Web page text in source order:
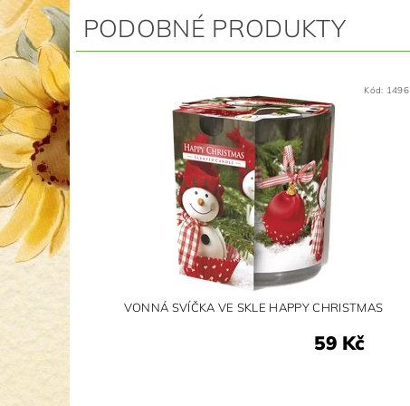
PODOBNÉ PRODUKTY
Kód: 1496
VONNÁ SVÍČKA VE SKLE HAPPY CHRISTMAS
59 Kč